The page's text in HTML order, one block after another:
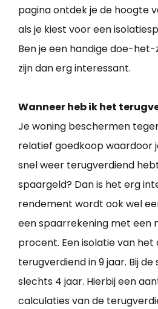
pagina ontdek je de hoogte
als je kiest voor een
Ben je een handige doe-
zijn dan erg interessant.
Wanneer heb ik het
Je woning beschermen
relatief goedkoop waardoor
snel weer terugverdiend
spaargeld? Dan is het erg
rendement wordt ook wel
een spaarrekening met een
procent. Een isolatie van het
terugverdiend in 9 jaar. Bij
slechts 4 jaar. Hierbij een
calculaties van de